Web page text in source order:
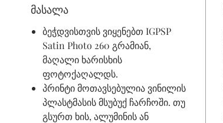
მასალა
ბეჭდვისთვის ვიყენებთ IGPSP
Satin Photo 260 გრამიან,
მაღალი ხარისხის
ფოტოქაღალდს.
პრინტი მოთავსებულია ვინილის
პლასტმასის მსუბუქ ჩარჩოში. თუ
გსურთ ხის, ალუმინის ან